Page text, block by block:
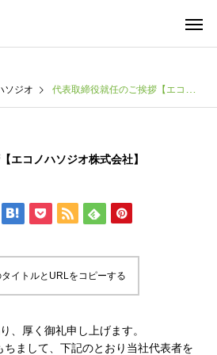
ソジオ 代表取締役就任のご挨拶【エコノハソジオ株式会社】
エコノハソジオ株式会社】
イトルとURLをコピーする
、厚く御礼申し上げます。
まして、下記のとおり当社代表者を